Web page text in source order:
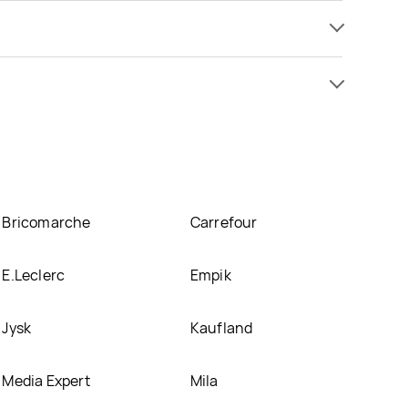
Bricomarche Carrefour
E.Leclerc Empik
Jysk Kaufland
Media Expert Mila